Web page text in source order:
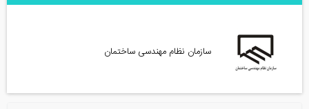
سازمان نظام مهندسی ساختمان